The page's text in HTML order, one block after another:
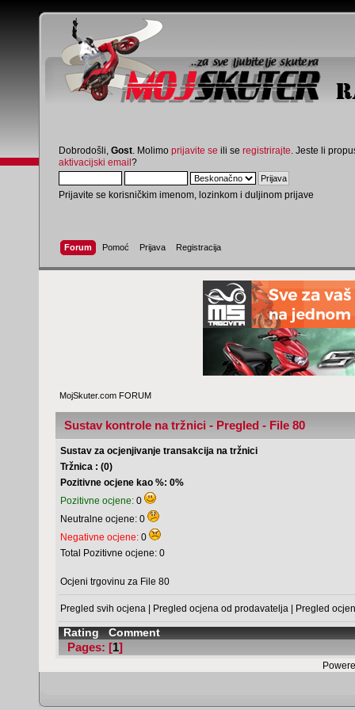
Dobrodošli, Gost . Molimo prijavite se ili se registrirajte . Jeste li
aktivacijski email?
Prijavite se korisničkim imenom, lozinkom i duljinom prijave
Forum Pomoć Prijava Registracija
MojSkuter.com FORUM
Sustav kontrole na tržnici - Pregled - File 80
Sustav za ocjenjivanje transakcija na tržnici
Tržnica : (0)
Pozitivne ocjene kao %: 0%
Pozitivne ocjene: 0
Neutralne ocjene: 0
Negativne ocjene: 0
Total Pozitivne ocjene: 0
Ocjeni trgovinu za File 80
Pregled svih ocjena | Pregled ocjena od prodavatelja | Pregled
Rating Comment
Pages: [1]